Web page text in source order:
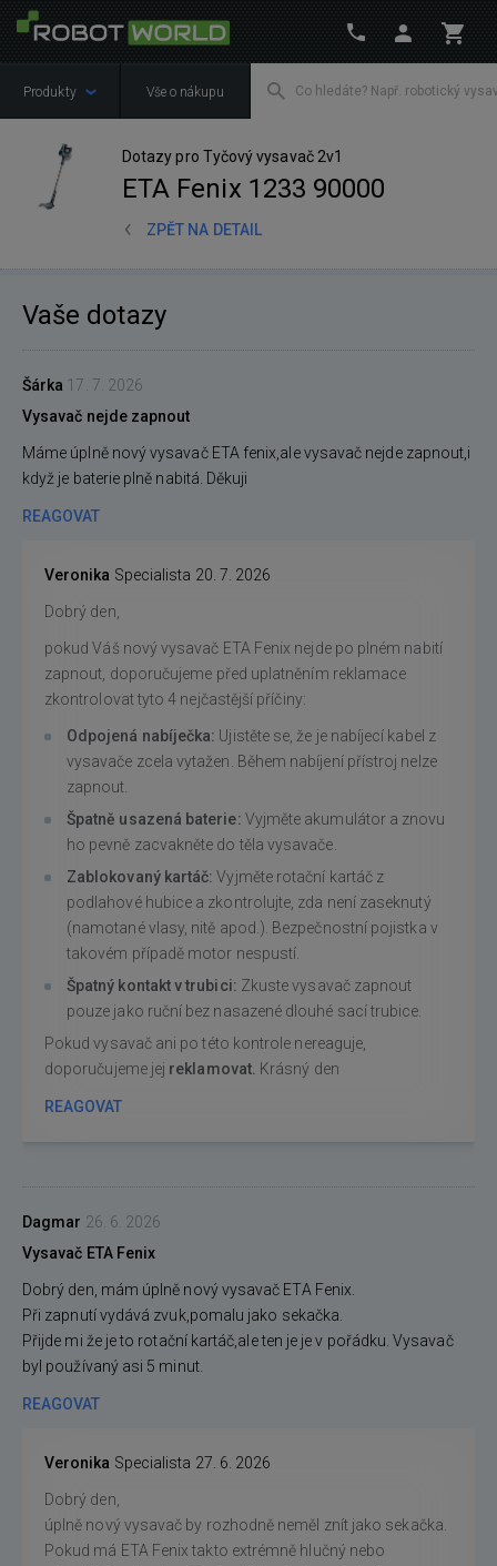
Produkty Vše o nákupu
Dotazy pro Tyčový vysavač 2v1
ETA Fenix 1233 90000
ZPĚT NA DETAIL
Vaše dotazy
Šárka 17. 7. 2026
Vysavač nejde zapnout
Máme úplně nový vysavač ETA fenix,ale vysavač nejde zapnout,i
když je baterie plně nabitá. Děkuji
REAGOVAT
Veronika Specialista 20. 7. 2026
Dobrý den,
pokud Váš nový vysavač ETA Fenix nejde po plném nabití
zapnout, doporučujeme před uplatněním reklamace
zkontrolovat tyto 4 nejčastější příčiny:
Odpojená nabíječka: Ujistěte se, že je nabíjecí kabel z
vysavače zcela vytažen. Během nabíjení přístroj nelze
zapnout.
Špatně usazená baterie: Vyjměte akumulátor a znovu
ho pevně zacvakněte do těla vysavače.
Zablokovaný kartáč: Vyjměte rotační kartáč z
podlahové hubice a zkontrolujte, zda není zaseknutý
(namotané vlasy, nitě apod.). Bezpečnostní pojistka v
takovém případě motor nespustí.
Špatný kontakt v trubici: Zkuste vysavač zapnout
pouze jako ruční bez nasazené dlouhé sací trubice.
Pokud vysavač ani po této kontrole nereaguje,
doporučujeme jej reklamovat. Krásný den
REAGOVAT
Dagmar 26. 6. 2026
Vysavač ETA Fenix
Dobrý den, mám úplně nový vysavač ETA Fenix.
Při zapnutí vydává zvuk,pomalu jako sekačka.
Přijde mi že je to rotační kartáč,ale ten je je v pořádku. Vysavač
byl používaný asi 5 minut.
REAGOVAT
Veronika Specialista 27. 6. 2026
Dobrý den,
úplně nový vysavač by rozhodně neměl znít jako sekačka.
Pokud má ETA Fenix takto extrémně hlučný nebo